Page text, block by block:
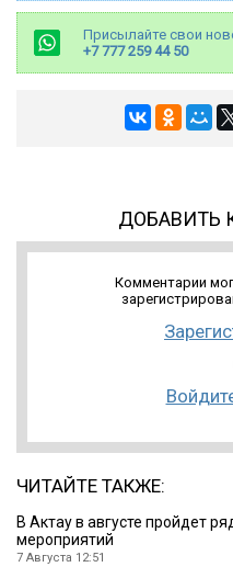
Присылайте свои
+7 777 259 44 50
ДОБАВИТЬ
Комментарии
ЧИТАЙТЕ ТАКЖЕ:
В Актау в августе пройдет
мероприятий
7 Августа 12:51